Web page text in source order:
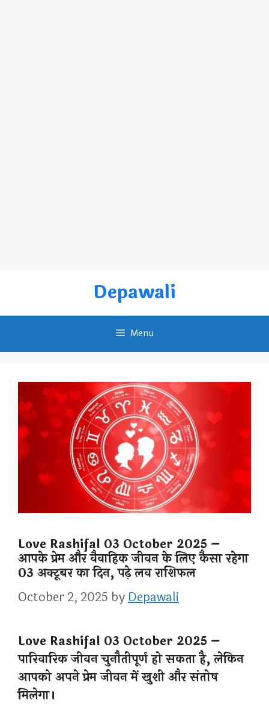
content
Depawali
Menu
Love Rashifal 03 October 2025 –
आपके प्रेम और वैवाहिक जीवन के लिए कैसा रहेगा
03 अक्टूबर का दिन, पढ़े लव राशिफल
October 2, 2025 byDepawali
Love Rashifal 03 October 2025 –
पारिवारिक जीवन चुनौतीपूर्ण हो सकता है, लेकिन
आपको अपने प्रेम जीवन में खुशी और संतोष
मिलेगा।